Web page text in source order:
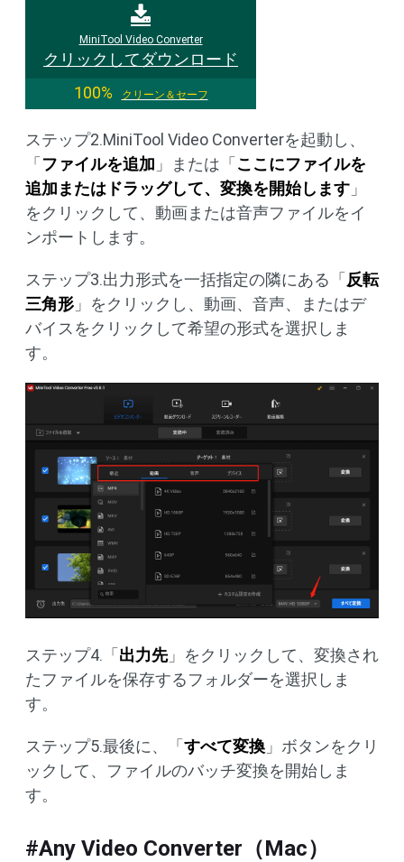
MiniTool Video Converter
クリックしてダウンロード
100%
クリーン＆セーフ
ステップ2.MiniTool Video Converterを起動し、
「ファイルを追加 」または「ここにファイルを
追加またはドラッグして、変換を開始します 」
をクリックして、動画または音声ファイルをイ
ンポートします。
ステップ3.出力形式を一括指定の隣にある「反転
三角形 」をクリックし、動画、音声、またはデ
バイスをクリックして希望の形式を選択しま
す。
ステップ4.「 出力先」をクリックして、変換され
たファイルを保存するフォルダーを選択しま
す。
ステップ5.最後に、「 すべて変換 」ボタンをクリ
ックして、ファイルのバッチ変換を開始しま
す。
#Any Video Converter（Mac）